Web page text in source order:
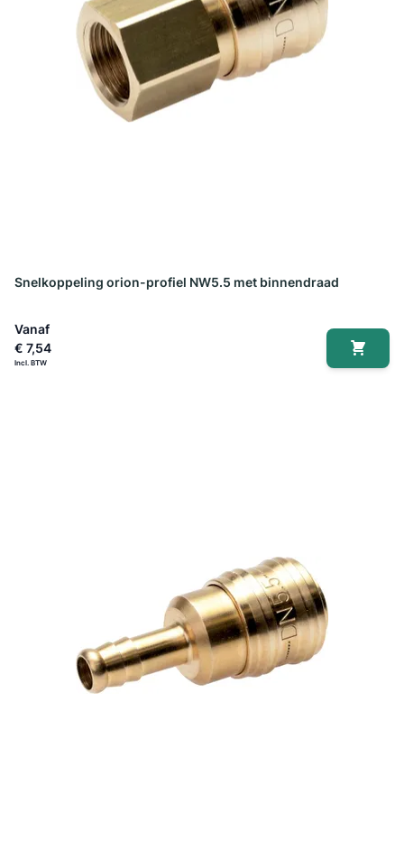
Snelkoppeling orion-profiel NW5.5 met binnendraad
Vanaf
€ 7,54